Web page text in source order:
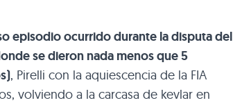
episodio ocurrido durante la disputa del
se dieron nada menos que 5
, Pirelli con la aquiescencia de la FIA
volviendo a la carcasa de kevlar en